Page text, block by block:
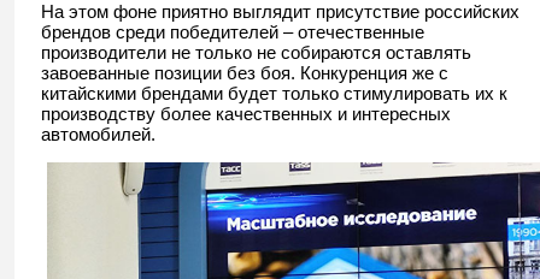
На этом фоне приятно выглядит присутствие российских
брендов среди победителей – отечественные
производители не только не собираются оставлять
завоеванные позиции без боя. Конкуренция же с
китайскими брендами будет только стимулировать их к
производству более качественных и интересных
автомобилей.